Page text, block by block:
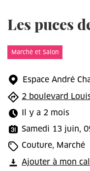
Les puces
Marché et Salon
Espace André
2 boulevard
Il y a 2 mois
Samedi 13 juin,
Couture, Marché
Ajouter à mon